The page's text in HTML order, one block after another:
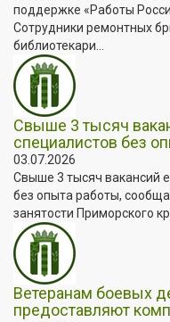
поддержке «Работы
Сотрудники ремонтных
библиотекари...
Свыше 3 тысяч
специалистов без
03.07.2026
Свыше 3 тысяч вакансий
без опыта работы,
занятости Приморского
Ветеранам боевых
предоставляют